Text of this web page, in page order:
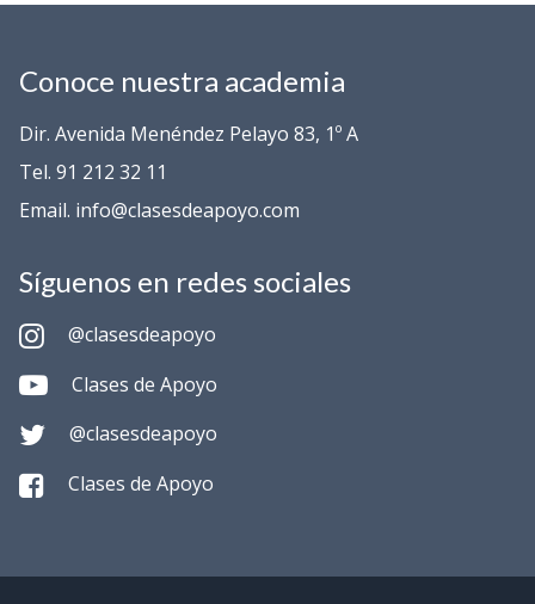
Conoce nuestra academia
Dir. Avenida Menéndez Pelayo 83, 1º A
Tel. 91 212 32 11
Email. info@clasesdeapoyo.com
Síguenos en redes sociales
@clasesdeapoyo
Clases de Apoyo
@clasesdeapoyo
Clases de Apoyo